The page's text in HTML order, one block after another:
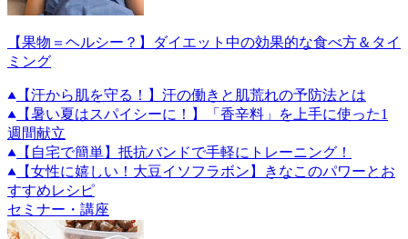
【果物＝ヘルシー？】ダイエット中の効果的な食べ方＆タイ
ミング
【汗から肌を守る！】汗の働きと肌荒れの予防法とは
【暑い夏はスパイシーに！】「香辛料」を上手に使った1
週間献立
【自宅で簡単】抵抗バンドで手軽にトレーニング！
【女性に嬉しい！大豆イソフラボン】きなこのパワーとお
すすめレシピ
セミナー・講座